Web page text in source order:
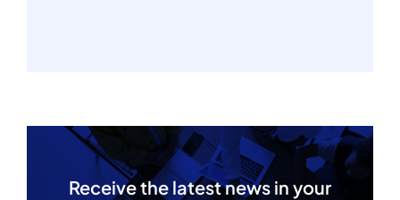
Receive the latest news in your